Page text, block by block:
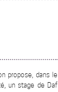
propose, dans le
un stage de Daf